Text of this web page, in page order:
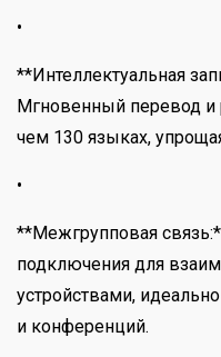
•
**Интеллектуальная
Мгновенный перевод и
чем 130 языках,
•
**Межгрупповая
подключения для
устройствами,
и конференций.